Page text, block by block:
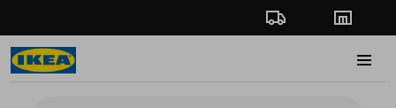
Проследяване на